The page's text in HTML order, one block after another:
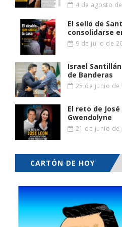
4 de agosto
El sello de
consolidarse
9 de julio de
Israel
de Banderas
25 de junio de
El reto de
Gwendolyne
21 de junio de
CARTÓN DE HOY